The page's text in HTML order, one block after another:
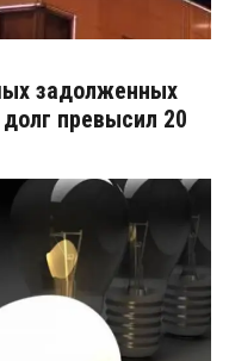
задолженных
превысил 20